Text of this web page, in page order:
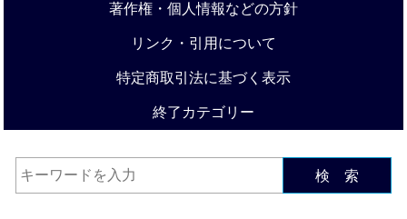
著作権・個人情報などの方針
リンク・引用について
特定商取引法に基づく表示
終了カテゴリー
検 索